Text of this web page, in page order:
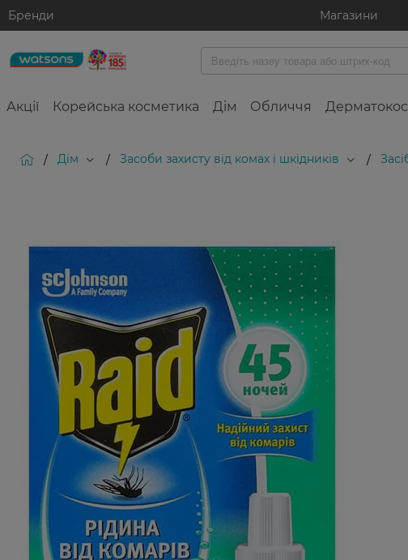
Бренди Магазини
Акції Корейська косметика Дім Обличчя
/ Дім / Засоби захисту від комах і шкідників /